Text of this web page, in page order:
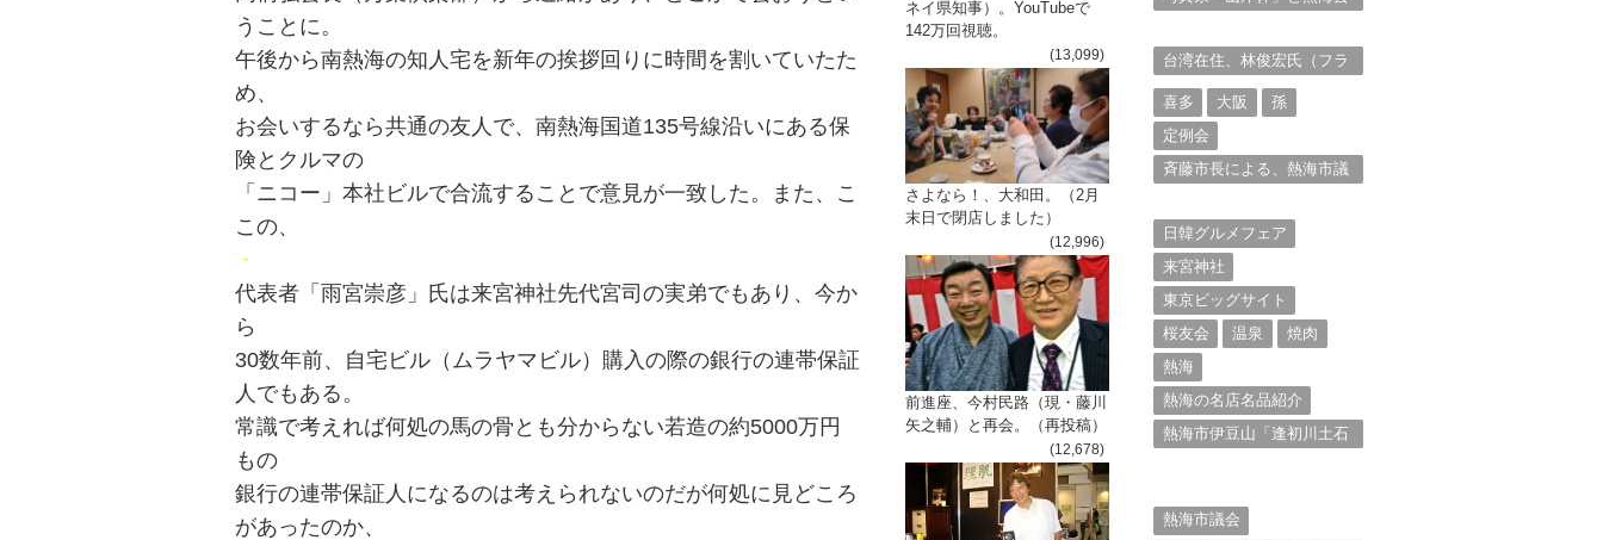
うことに。
午後から南熱海の知人宅を新年の挨拶回りに時間を割いていたた
め、
お会いするなら共通の友人で、南熱海国道135号線沿いにある保
険とクルマの
「ニコー」本社ビルで合流することで意見が一致した。また、こ
この、
・
代表者「雨宮崇彦」氏は来宮神社先代宮司の実弟でもあり、今か
ら
30数年前、自宅ビル（ムラヤマビル）購入の際の銀行の連帯保証
人でもある。
常識で考えれば何処の馬の骨とも分からない若造の約5000万円
もの
銀行の連帯保証人になるのは考えられないのだが何処に見どころ
があったのか、
ネイ県知事）。YouTubeで
142万回視聴。
(13,099)
さよなら！、大和田。（2月
末日で閉店しました）
(12,996)
前進座、今村民路（現・藤川
矢之輔）と再会。（再投稿）
(12,678)
台湾在住、林俊宏氏（フラ
喜多
大阪
孫
定例会
斉藤市長による、熱海市議
日韓グルメフェア
来宮神社
東京ビッグサイト
桜友会
温泉
焼肉
熱海
熱海の名店名品紹介
熱海市伊豆山「逢初川土石
熱海市議会